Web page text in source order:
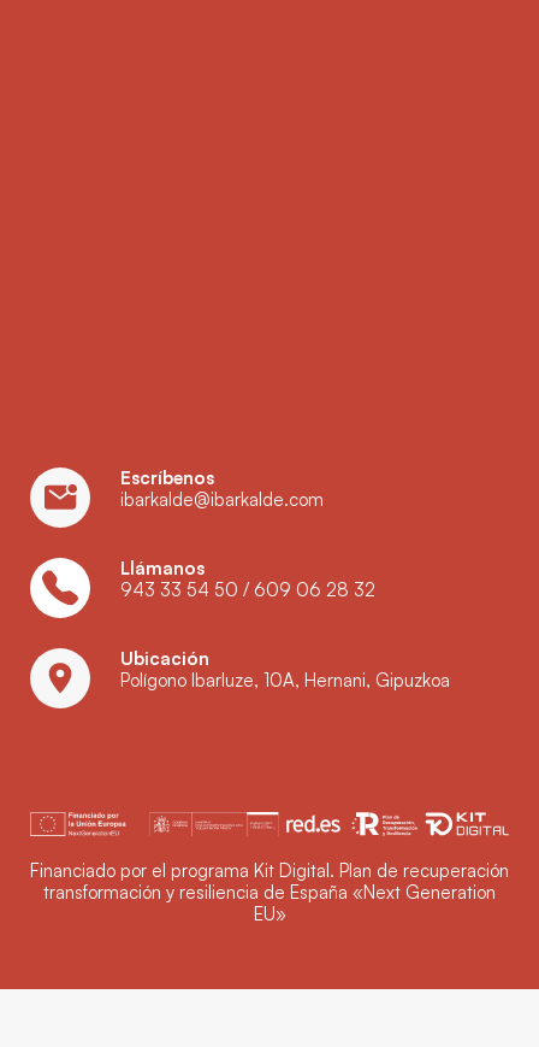
Escríbenos
ibarkalde@ibarkalde.com
Llámanos
943 33 54 50 / 609 06 28 32
Ubicación
Polígono Ibarluze, 10A, Hernani, Gipuzkoa
Financiado por el programa Kit Digital. Plan de recuperación
transformación y resiliencia de España «Next Generation
EU»